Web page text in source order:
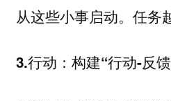
从这些小事启动。任务
3.行动：构建“行动-反